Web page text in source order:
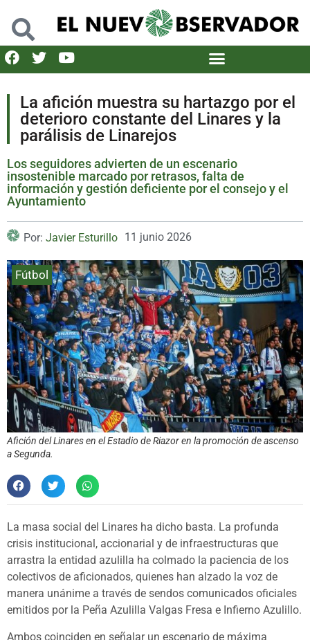
La afición muestra su hartazgo por el
deterioro constante del Linares y la
parálisis de Linarejos
Los seguidores advierten de un escenario
insostenible marcado por retrasos, falta de
información y gestión deficiente por el consejo y el
Ayuntamiento
Por: Javier Esturillo 11 junio 2026
Fútbol
Afición del Linares en el Estadio de Riazor en la promoción de ascenso
a Segunda.
La masa social del Linares ha dicho basta. La profunda
crisis institucional, accionarial y de infraestructuras que
arrastra la entidad azulilla ha colmado la paciencia de los
colectivos de aficionados, quienes han alzado la voz de
manera unánime a través de sendos comunicados oficiales
emitidos por la Peña Azulilla Valgas Fresa e Infierno Azulillo.
Ambos coinciden en señalar un escenario de máxima